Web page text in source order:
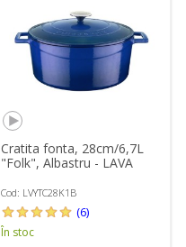
Cratita fonta, 28cm/6,7L
"Folk", Albastru - LAVA
Cod: LVYTC28K1B
(6)
În stoc